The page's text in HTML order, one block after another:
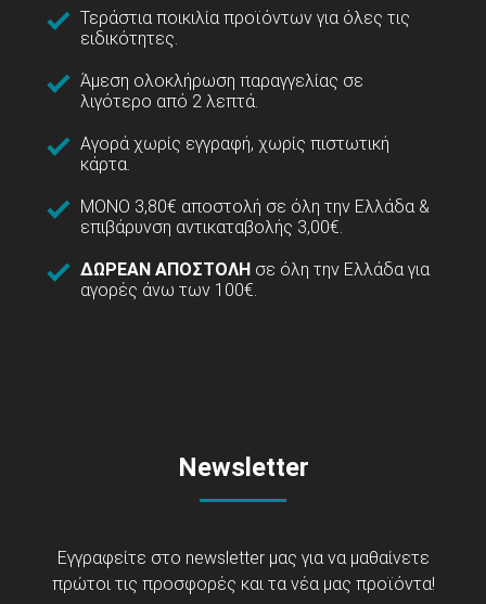
Τεράστια ποικιλία προϊόντων για όλες τις
ειδικότητες.
Άμεση ολοκλήρωση παραγγελίας σε
λιγότερο από 2 λεπτά.
Αγορά χωρίς εγγραφή, χωρίς πιστωτική
κάρτα.
ΜΟΝΟ 3,80€ αποστολή σε όλη την Ελλάδα &
επιβάρυνση αντικαταβολής 3,00€.
ΔΩΡΕΑΝ ΑΠΟΣΤΟΛΗ σε όλη την Ελλάδα για
αγορές άνω των 100€.
Newsletter
Εγγραφείτε στο newsletter μας για να μαθαίνετε
πρώτοι τις προσφορές και τα νέα μας προϊόντα!